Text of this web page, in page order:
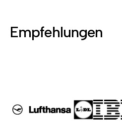
Empfehlungen